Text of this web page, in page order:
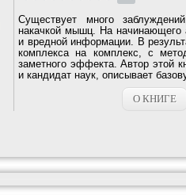
Существует много
накачкой мышц. На начинающего
и вредной информации. В
комплекса на комплекс, с
заметного эффекта. Автор этой
и кандидат наук, описывает
О КНИГЕ